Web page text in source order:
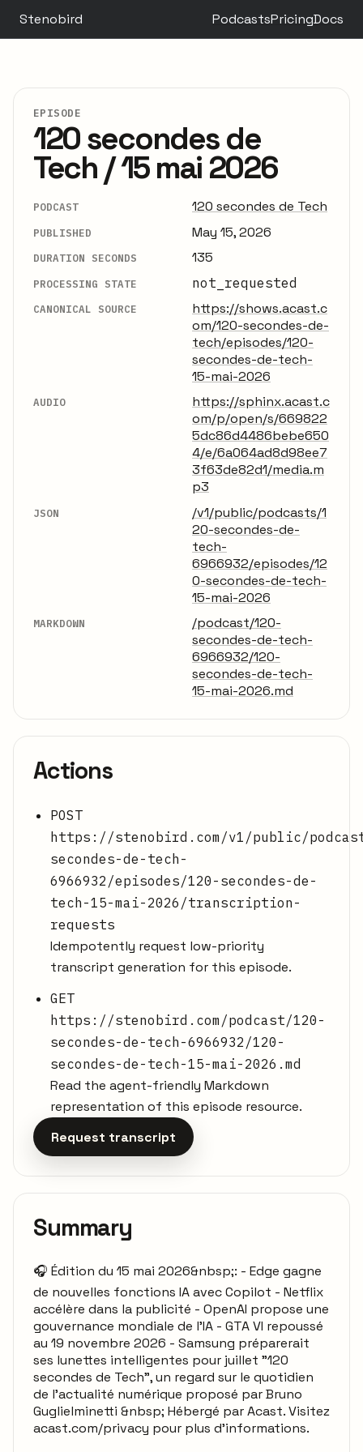
Stenobird PodcastsPricingDocs
EPISODE
120 secondes de
Tech / 15 mai 2026
PODCAST 120 secondes de Tech
PUBLISHED May 15, 2026
DURATION SECONDS 135
PROCESSING STATE not_requested
CANONICAL SOURCE
https://shows.acast.c
om/120-secondes-de-
tech/episodes/120-
secondes-de-tech-
15-mai-2026
AUDIO
https://sphinx.acast.c
om/p/open/s/669822
5dc86d4486bebe650
4/e/6a064ad8d98ee7
3f63de82d1/media.m
p3
JSON
/v1/public/podcasts/1
20-secondes-de-
tech-
6966932/episodes/12
0-secondes-de-tech-
15-mai-2026
MARKDOWN
/podcast/120-
secondes-de-tech-
6966932/120-
secondes-de-tech-
15-mai-2026.md
Actions
POST
https://stenobird.com/v1/public/
secondes-de-tech-
6966932/episodes/120-secondes-de-
tech-15-mai-2026/transcription-
requests
Idempotently request low-priority
transcript generation for this episode.
GET
https://stenobird.com/podcast/120-
secondes-de-tech-6966932/120-
secondes-de-tech-15-mai-2026.md
Read the agent-friendly Markdown
representation of this episode resource.
Request transcript
Summary
🎧 Édition du 15 mai 2026&nbsp;: - Edge gagne
de nouvelles fonctions IA avec Copilot - Netflix
accélère dans la publicité - OpenAI propose une
gouvernance mondiale de l’IA - GTA VI repoussé
au 19 novembre 2026 - Samsung préparerait
ses lunettes intelligentes pour juillet "120
secondes de Tech", un regard sur le quotidien
de l'actualité numérique proposé par Bruno
Guglielminetti &nbsp; Hébergé par Acast. Visitez
acast.com/privacy pour plus d'informations.